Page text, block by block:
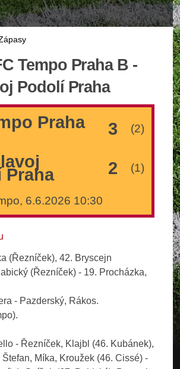
Tempo Praha B -
Podolí Praha
Praha 3 (2)
Praha 2 (1)
6.6.2026 10:30
(Řezníček), 42. Bryscejn
(Řezníček) - 19. Procházka,
- Pazderský, Rákos.
- Řezníček, Klajbl (46. Kubánek),
Míka, Kroužek (46. Cissé) -